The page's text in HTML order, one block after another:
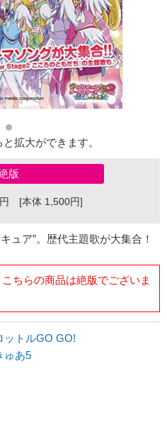
拡大ができます。
版
円 [本体 1,500円]
ュア”。歴代主題歌が大集合！
ちらの商品は絶版でございま
ットルGO GO!
ゅあ5